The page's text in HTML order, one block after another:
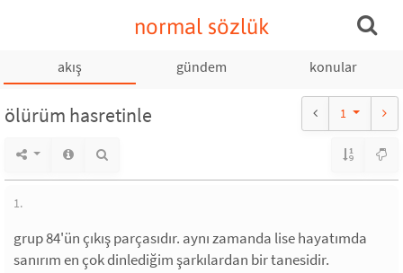
normal sözlük
akış gündem konular
ölürüm hasretinle 1
1.
grup 84'ün çıkış parçasıdır. aynı zamanda lise hayatımda
sanırım en çok dinlediğim şarkılardan bir tanesidir.